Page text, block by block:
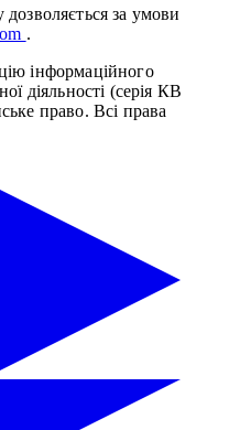
за умови
.
інформаційного
діяльності (серія КВ
право. Всі права